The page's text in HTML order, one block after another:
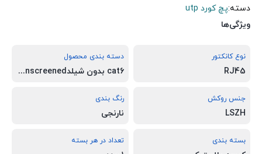
دسته:پچ کورد utp
ویژگی‌ها
نوع کانکتور
RJ45
دسته بندی محصول
cat6 بدون شیلدUTP unscreened
جنس روکش
LSZH
رنگ بندی
نارنجی
بسته بندی تعداد در هر بسته